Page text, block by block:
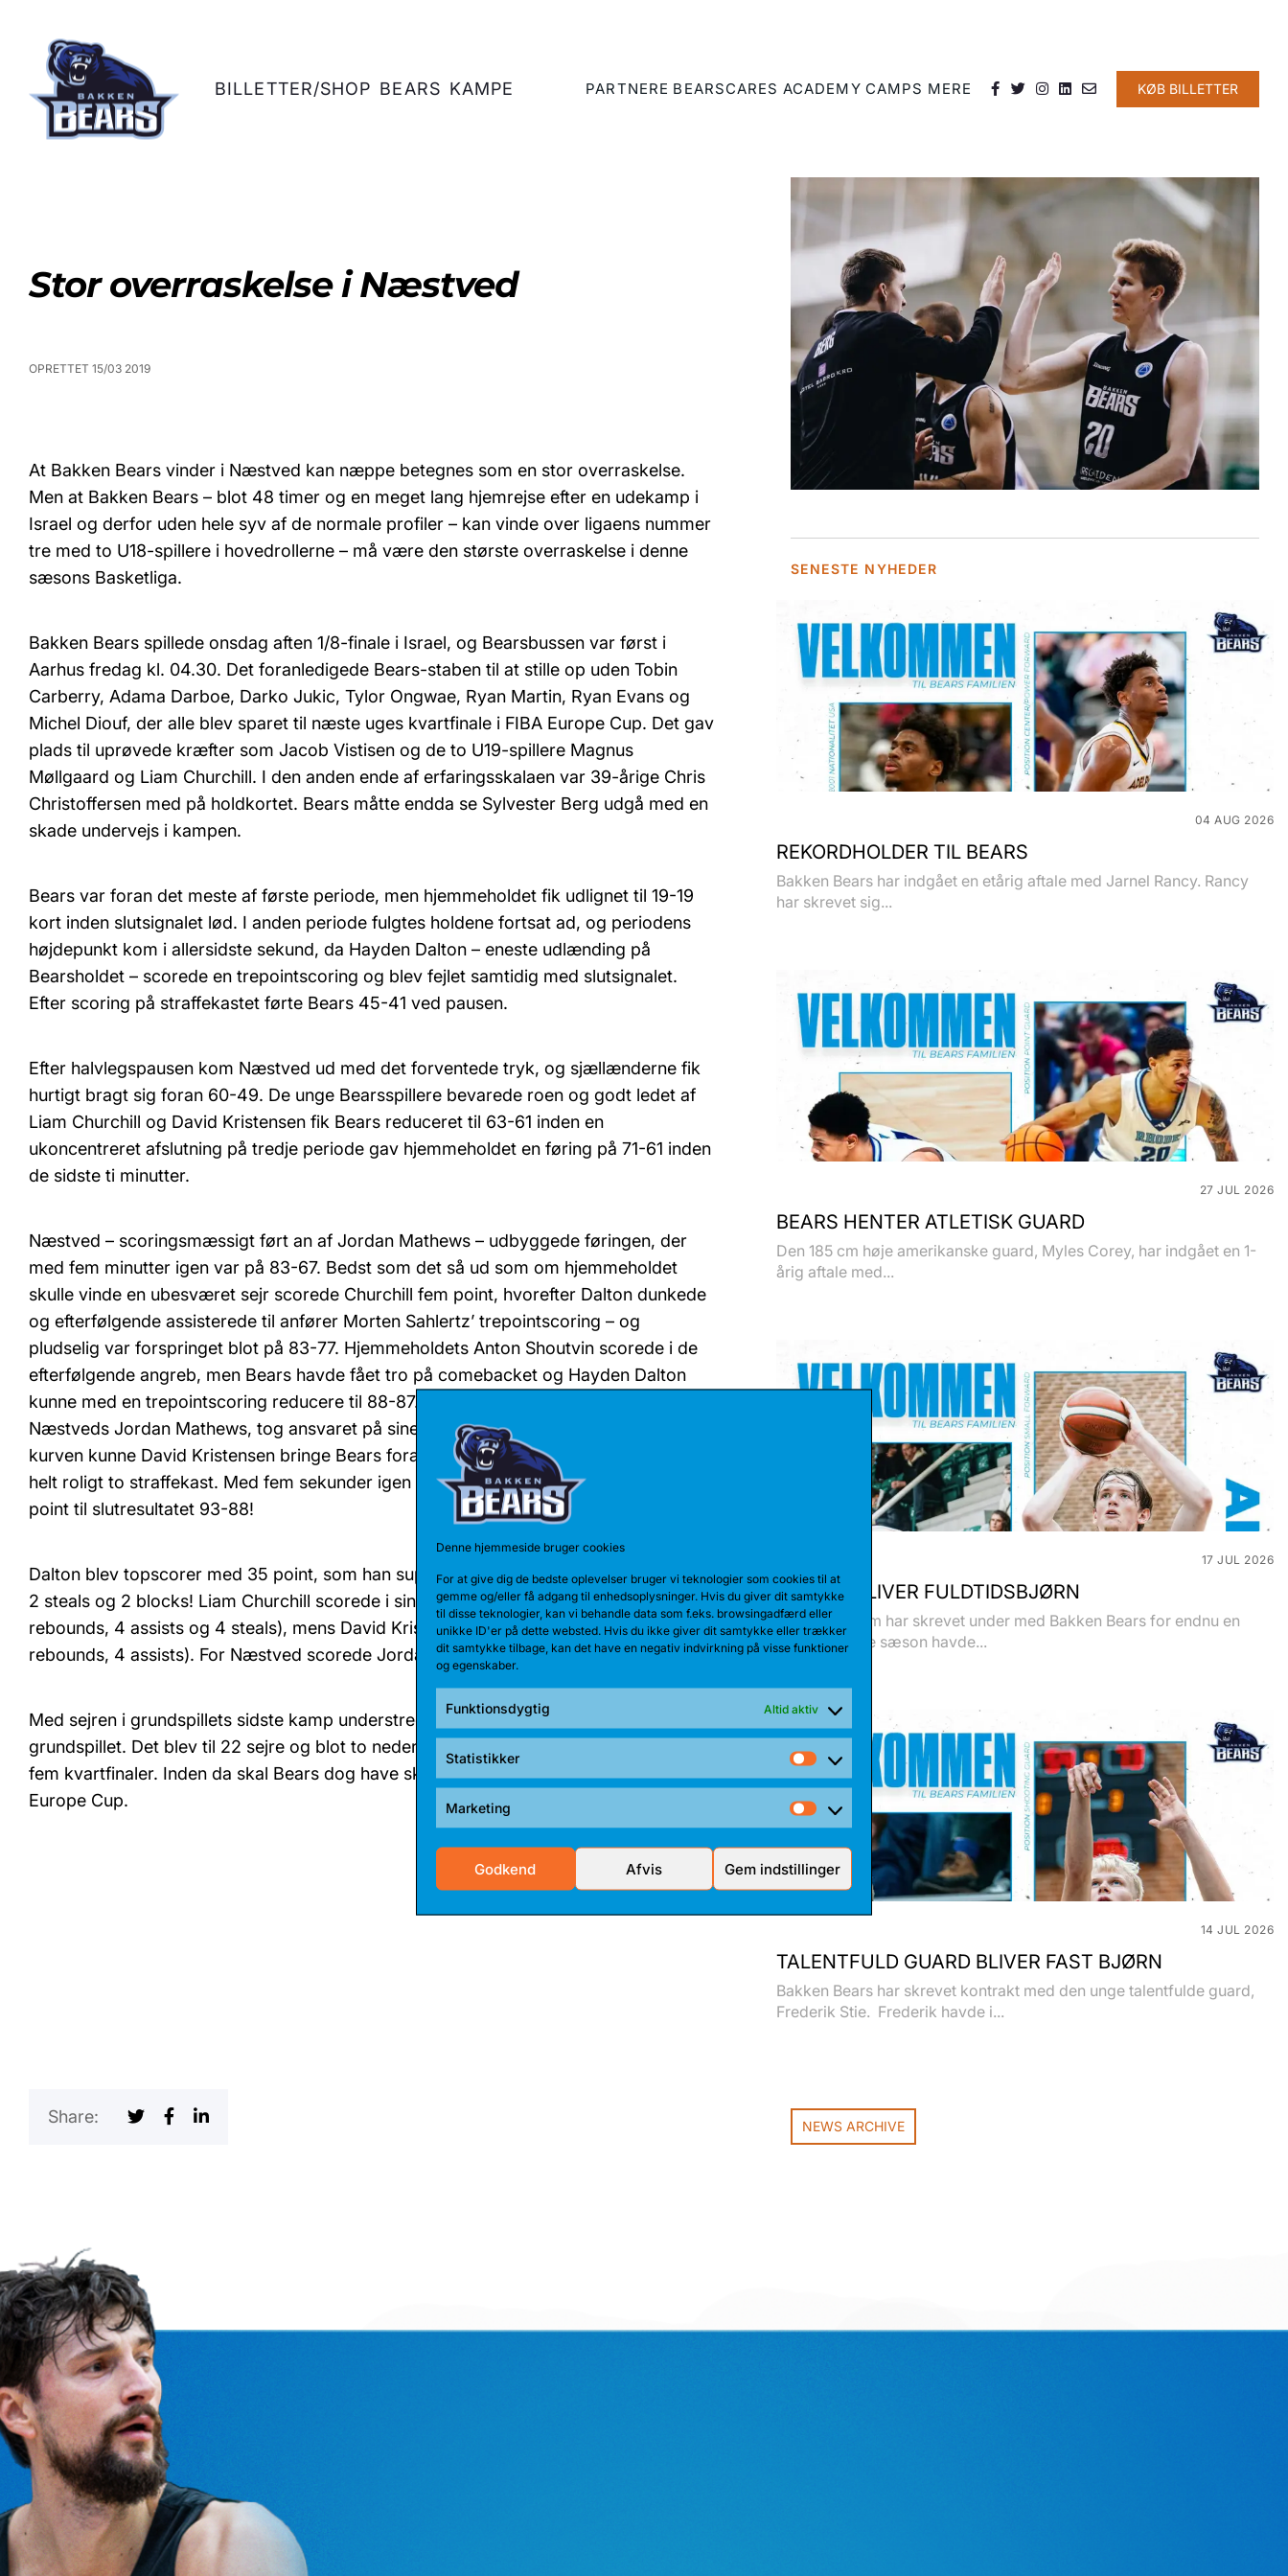
Denne hjemmeside bruger cookies
For at give dig de bedste oplevelser bruger vi teknologier som cookies til at
gemme og/eller få adgang til enhedsoplysninger. Hvis du giver dit samtykke
til disse teknologier, kan vi behandle data som f.eks. browsingadfærd eller
unikke ID'er på dette websted. Hvis du ikke giver dit samtykke eller trækker
dit samtykke tilbage, kan det have en negativ indvirkning på visse funktioner
og egenskaber.
Funktionsdygtig Altid aktiv
Statistikker
Statistikker
Marketing
Marketing
Godkend Afvis Gem indstillinger
BILLETTER/SHOP BEARS KAMPE PARTNERE BEARSCARES ACADEMY CAMPS MERE KØB BILLETTER
Stor overraskelse i Næstved
OPRETTET 15/03 2019
At Bakken Bears vinder i Næstved kan næppe betegnes som en stor overraskelse.
Men at Bakken Bears – blot 48 timer og en meget lang hjemrejse efter en udekamp i
Israel og derfor uden hele syv af de normale profiler – kan vinde over ligaens nummer
tre med to U18-spillere i hovedrollerne – må være den største overraskelse i denne
sæsons Basketliga.
Bakken Bears spillede onsdag aften 1/8-finale i Israel, og Bearsbussen var først i
Aarhus fredag kl. 04.30. Det foranledigede Bears-staben til at stille op uden Tobin
Carberry, Adama Darboe, Darko Jukic, Tylor Ongwae, Ryan Martin, Ryan Evans og
Michel Diouf, der alle blev sparet til næste uges kvartfinale i FIBA Europe Cup. Det gav
plads til uprøvede kræfter som Jacob Vistisen og de to U19-spillere Magnus
Møllgaard og Liam Churchill. I den anden ende af erfaringsskalaen var 39-årige Chris
Christoffersen med på holdkortet. Bears måtte endda se Sylvester Berg udgå med en
skade undervejs i kampen.
Bears var foran det meste af første periode, men hjemmeholdet fik udlignet til 19-19
kort inden slutsignalet lød. I anden periode fulgtes holdene fortsat ad, og periodens
højdepunkt kom i allersidste sekund, da Hayden Dalton – eneste udlænding på
Bearsholdet – scorede en trepointscoring og blev fejlet samtidig med slutsignalet.
Efter scoring på straffekastet førte Bears 45-41 ved pausen.
Efter halvlegspausen kom Næstved ud med det forventede tryk, og sjællænderne fik
hurtigt bragt sig foran 60-49. De unge Bearsspillere bevarede roen og godt ledet af
Liam Churchill og David Kristensen fik Bears reduceret til 63-61 inden en
ukoncentreret afslutning på tredje periode gav hjemmeholdet en føring på 71-61 inden
de sidste ti minutter.
Næstved – scoringsmæssigt ført an af Jordan Mathews – udbyggede føringen, der
med fem minutter igen var på 83-67. Bedst som det så ud som om hjemmeholdet
skulle vinde en ubesværet sejr scorede Churchill fem point, hvorefter Dalton dunkede
og efterfølgende assisterede til anfører Morten Sahlertz’ trepointscoring – og
pludselig var forspringet blot på 83-77. Hjemmeholdets Anton Shoutvin scorede i de
efterfølgende angreb, men Bears havde fået tro på comebacket og Hayden Dalton
kunne med en trepointscoring reducere til 88-87. En af ligaens bedste scorere,
Næstveds Jordan Mathews, tog ansvaret på sine skuldre, men da hans skud ikke gik i
kurven kunne David Kristensen bringe Bears foran og herefter satte Liam Churchill
helt roligt to straffekast. Med fem sekunder igen satte Hayden Dalton sine sidste to
point til slutresultatet 93-88!
Dalton blev topscorer med 35 point, som han supplerede med 7 rebounds, 6 assists,
2 steals og 2 blocks! Liam Churchill scorede i sin tredje Bearskamp hele 18 point (+3
rebounds, 4 assists og 4 steals), mens David Kristensen scorede 13 point (og 4
rebounds, 4 assists). For Næstved scorede Jordan Mathews 29 point.
Med sejren i grundspillets sidste kamp understregede Bears sin førsteplads i
grundspillet. Det blev til 22 sejre og blot to nederlag. Nu gælder det Værløse i op til
fem kvartfinaler. Inden da skal Bears dog have skudt gang i kvartfinalerne i FIBA
Europe Cup.
Share:
SENESTE NYHEDER
04 AUG 2026
REKORDHOLDER TIL BEARS
Bakken Bears har indgået en etårig aftale med Jarnel Rancy. Rancy
har skrevet sig...
27 JUL 2026
BEARS HENTER ATLETISK GUARD
Den 185 cm høje amerikanske guard, Myles Corey, har indgået en 1-
årig aftale med...
17 JUL 2026
TALENT BLIVER FULDTIDSBJØRN
Anton Katholm har skrevet under med Bakken Bears for endnu en
sæson. Sidste sæson havde...
14 JUL 2026
TALENTFULD GUARD BLIVER FAST BJØRN
Bakken Bears har skrevet kontrakt med den unge talentfulde guard,
Frederik Stie. Frederik havde i...
NEWS ARCHIVE